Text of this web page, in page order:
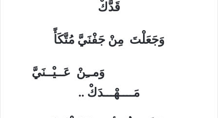
قَدَّكْ
وَجَعَلْتَ مِنْ جَفْنَيَّ مُتَّكَأً
وَمــِنْ عَــيْــنَيَّ
مَــــهْـــدَكْ ..